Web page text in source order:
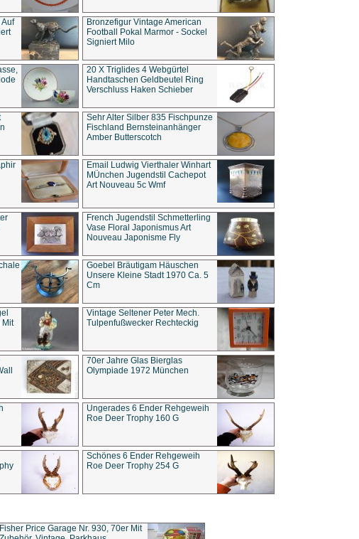
Bronzefigur Vintage American
Football Pokal Marmor - Sockel
Signiert Milo
20 X Triglides 4 Webgürtel
Handtaschen Geldbeutel Ring
Verschluss Haken Schieber
Sehr Alter Silber 835 Fischpunze
Fischland Bernsteinanhänger
Amber Butterscotch
Email Ludwig Vierthaler Winhart
MÜnchen Jugendstil Cachepot
Art Nouveau 5c Wmf
French Jugendstil Schmetterling
Vase Floral Japonismus Art
Nouveau Japonisme Fly
Goebel Bräutigam Häuschen
Unsere Kleine Stadt 1970 Ca. 5
Cm
Mit
Vintage Seltener Peter Mech.
Tulpenfußwecker Rechteckig
70er Jahre Glas Bierglas
Olympiade 1972 München
Ungerades 6 Ender Rehgeweih
Roe Deer Trophy 160 G
Schönes 6 Ender Rehgeweih
Roe Deer Trophy 254 G
Fisher Price Garage Nr. 930, 70er Mit